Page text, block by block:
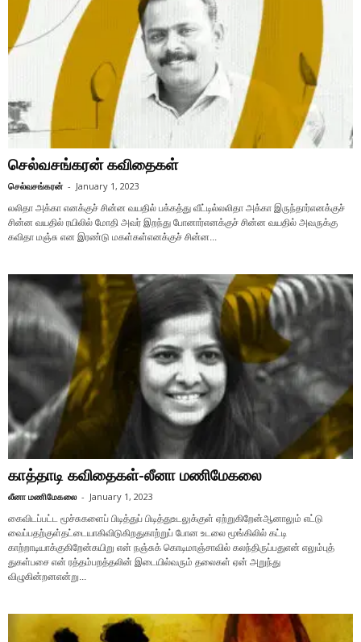
செல்வசங்கரன் கவிதைகள்
செல்வசங்கரன் - January 1, 2023
லலிதா அக்கா எனக்குச் சின்ன வயதில் பக்கத்து வீட்டில்லலிதா அக்கா இருந்தார்எனக்குச்
சின்ன வயதில் ரயிலில் மோதி அவர் இறந்து போனார்எனக்குச் சின்ன வயதில் அவருக்கு
கவிதா மஞ்சு என இரண்டு மகள்கள்எனக்குச் சின்ன...
காத்தாடி கவிதைகள்-லீனா மணிமேகலை
லீனா மணிமேகலை - January 1, 2023
கைவிடப்பட்ட மூச்சுகளைப் பிடித்துப் பிடித்துஉடலுக்குள் ஏற்றுகிறேன்ஆனாலும் எட்டு
வைப்பதற்குள்தட்டையாகிவிடுகிறதுகாற்றுப் போன உடலை மூங்கிலில் கட்டி
காற்றாடியாக்குகிறேன்கயிறு என் நஞ்சுக் கொடிமாஞ்சாவில் கலந்திருப்பதுஎன் எலும்புத்
துகள்பசை என் ரத்தம்பறத்தலின் இடையில்வரும் தலைகள் ஏன் அறுந்து
விழுகின்றனஎன்று...